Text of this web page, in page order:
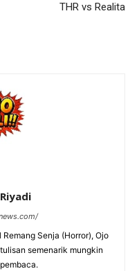
THR vs Realita
Senja (Horror), Ojo
semenarik mungkin